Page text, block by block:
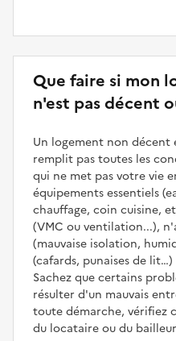
Que faire si mon
n'est pas décent
Un logement non décent
remplit pas toutes les
qui ne met pas votre vie
équipements essentiels
chauffage, coin cuisine,
(VMC ou ventilation...),
(mauvaise isolation,
(cafards, punaises de
Sachez que certains
résulter d'un mauvais
toute démarche, vérifiez
du locataire ou du